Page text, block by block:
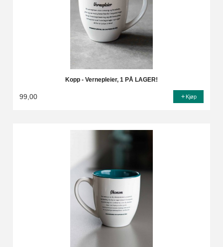
Kopp - Vernepleier, 1 PÅ LAGER!
99,00 Kjøp